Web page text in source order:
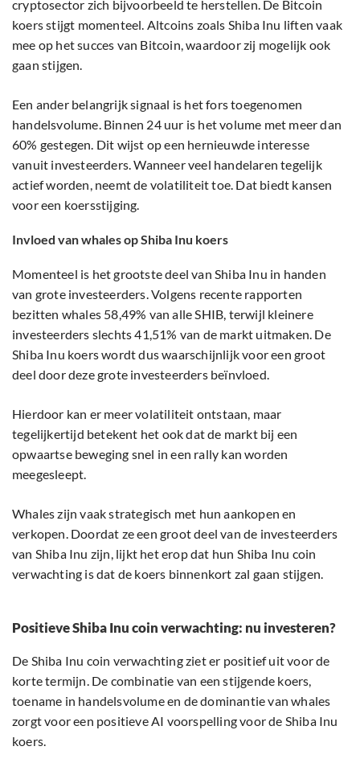
cryptosector zich bijvoorbeeld te herstellen. De Bitcoin
koers stijgt momenteel. Altcoins zoals Shiba Inu liften vaak
mee op het succes van Bitcoin, waardoor zij mogelijk ook
gaan stijgen.
Een ander belangrijk signaal is het fors toegenomen
handelsvolume. Binnen 24 uur is het volume met meer dan
60% gestegen. Dit wijst op een hernieuwde interesse
vanuit investeerders. Wanneer veel handelaren tegelijk
actief worden, neemt de volatiliteit toe. Dat biedt kansen
voor een koersstijging.
Invloed van whales op Shiba Inu koers
Momenteel is het grootste deel van Shiba Inu in handen
van grote investeerders. Volgens recente rapporten
bezitten whales 58,49% van alle SHIB, terwijl kleinere
investeerders slechts 41,51% van de markt uitmaken. De
Shiba Inu koers wordt dus waarschijnlijk voor een groot
deel door deze grote investeerders beïnvloed.
Hierdoor kan er meer volatiliteit ontstaan, maar
tegelijkertijd betekent het ook dat de markt bij een
opwaartse beweging snel in een rally kan worden
meegesleept.
Whales zijn vaak strategisch met hun aankopen en
verkopen. Doordat ze een groot deel van de investeerders
van Shiba Inu zijn, lijkt het erop dat hun Shiba Inu coin
verwachting is dat de koers binnenkort zal gaan stijgen.
Positieve Shiba Inu coin verwachting: nu investeren?
De Shiba Inu coin verwachting ziet er positief uit voor de
korte termijn. De combinatie van een stijgende koers,
toename in handelsvolume en de dominantie van whales
zorgt voor een positieve AI voorspelling voor de Shiba Inu
koers.